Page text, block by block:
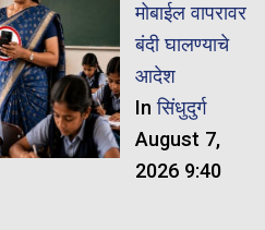
मोबाईल वापरावर
बंदी घालण्याचे
आदेश
Inसिंधुदुर्ग
August 7,
2026 9:40